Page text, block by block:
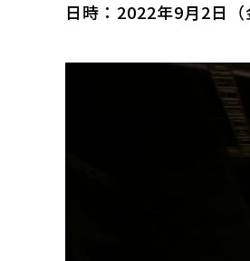
日時：2022年9月2日（